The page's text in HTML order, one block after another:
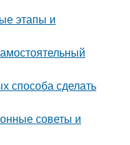
этапы и
способа сделать
советы и